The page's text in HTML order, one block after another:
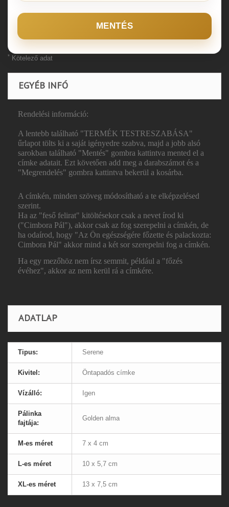
MENTÉS
* Kötelező adat
EGYÉB INFÓ
Rendelési információ:
A lentebb található "TERMÉK TESTRESZABÁSA"
űrlapot tölts ki a saját igényedre szabva, majd a jobb alsó
sarokban található "Mentés" gombra kattintva mented el a
címke adatait. Ezt követően add meg a darabszámot és a
"Megrendelés" gombra kattintva bekerül a kosárba.
A címkén, minden szöveg módosítható a te elképzelésed
szerint.
Ha az "feső felirat" kitöltésekor csak a nevet írod ki
("Cimbora Pál"), akkor csak az fog szerepelni a címkén, de
ha odaírod, hogy "Az Ön egészségére főzette és palackozta:
Cimbora Pál" akkor mind a két sor szerepelni fog a címkén.
Ha egy mezőhöz nem írsz semmit, például a "főzés
évéhez", akkor az nem kerül rá a címkére.
ADATLAP
Tipus: Serene
Kivitel: Öntapadós címke
Vízálló: Igen
Pálinka
fajtája:
Golden alma
M-es méret 7 x 4 cm
L-es méret 10 x 5,7 cm
XL-es méret 13 x 7,5 cm